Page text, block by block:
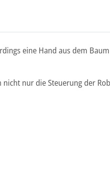
eine Hand aus dem
nur die Steuerung der